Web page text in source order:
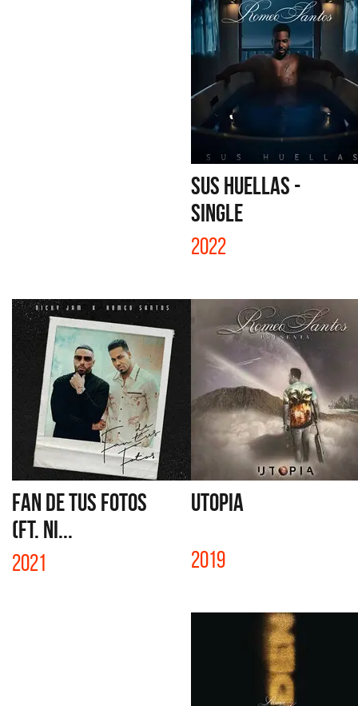
SUS HUELLAS -
SINGLE
2022
FAN DE TUS FOTOS
(FT. NI...
2021
UTOPIA
2019